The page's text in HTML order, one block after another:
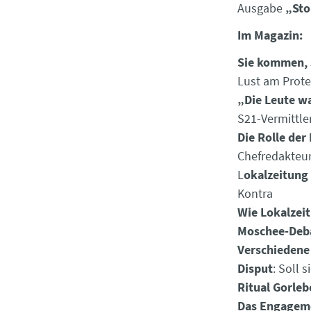
Ausgabe
Im Magazin:
Sie
Lust am
„Die Leute
S21-
Die Rolle
Lokalzeitung
Kontra
Wie
Moschee-
Disput: Soll
Ritual
Das